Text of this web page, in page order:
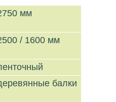
мм
/ 1600 мм
балки